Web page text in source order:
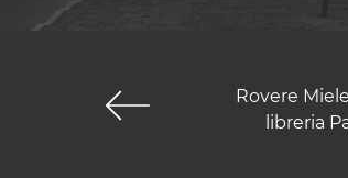
Rovere
libreria